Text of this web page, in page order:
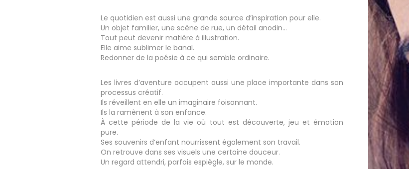
Le quotidien est aussi une grande source d’inspiration pour elle.
Un objet familier, une scène de rue, un détail anodin…
Tout peut devenir matière à illustration.
Elle aime sublimer le banal.
Redonner de la poésie à ce qui semble ordinaire.
Les livres d’aventure occupent aussi une place importante dans son
processus créatif.
Ils réveillent en elle un imaginaire foisonnant.
Ils la ramènent à son enfance.
À cette période de la vie où tout est découverte, jeu et émotion
pure.
Ses souvenirs d’enfant nourrissent également son travail.
On retrouve dans ses visuels une certaine douceur.
Un regard attendri, parfois espiègle, sur le monde.